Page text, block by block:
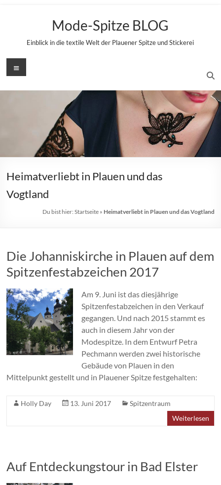
Mode-Spitze BLOG
Einblick in die textile Welt der Plauener Spitze und Stickerei
Menü
Heimatverliebt in Plauen und das
Vogtland
Du bist hier: Startseite» Heimatverliebt in Plauen und das Vogtland
Die Johanniskirche in Plauen auf dem
Spitzenfestabzeichen 2017
Am 9. Juni ist das diesjährige
Spitzenfestabzeichen in den Verkauf
gegangen. Und nach 2015 stammt es
auch in diesem Jahr von der
Modespitze. In dem Entwurf Petra
Pechmann werden zwei historische
Gebäude von Plauen in den
Mittelpunkt gestellt und in Plauener Spitze festgehalten:
Holly Day 13. Juni 2017
Spitzentraum
Weiterlesen
Auf Entdeckungstour in Bad Elster